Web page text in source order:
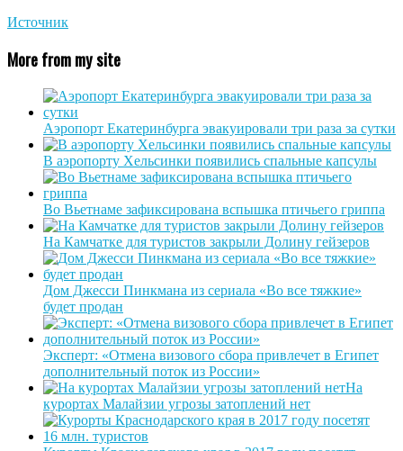
Источник
More from my site
Аэропорт Екатеринбурга эвакуировали три раза за сутки
В аэропорту Хельсинки появились спальные капсулы
Во Вьетнаме зафиксирована вспышка птичьего гриппа
На Камчатке для туристов закрыли Долину гейзеров
Дом Джесси Пинкмана из сериала «Во все тяжкие»
будет продан
Эксперт: «Отмена визового сбора привлечет в Египет
дополнительный поток из России»
На
курортах Малайзии угрозы затоплений нет